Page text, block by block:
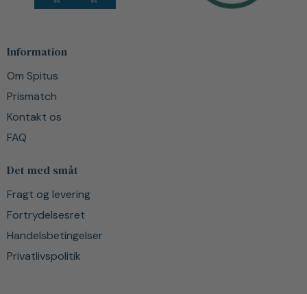
Information
Om Spitus
Prismatch
Kontakt os
FAQ
Det med småt
Fragt og levering
Fortrydelsesret
Handelsbetingelser
Privatlivspolitik